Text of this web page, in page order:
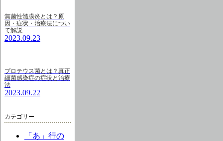
無菌性髄膜炎とは？原
因・症状・治療法につい
て解説
2023.09.23
プロテウス菌とは？真正
細菌感染症の症状と治療
法
2023.09.22
カテゴリー
「あ」行の